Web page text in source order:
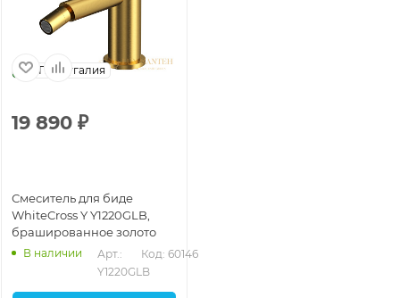
Португалия
19 890 ₽
Смеситель для биде
WhiteCross Y Y1220GLB,
брашированное золото
В наличии
Арт.:
Y1220GLB
Код: 60146